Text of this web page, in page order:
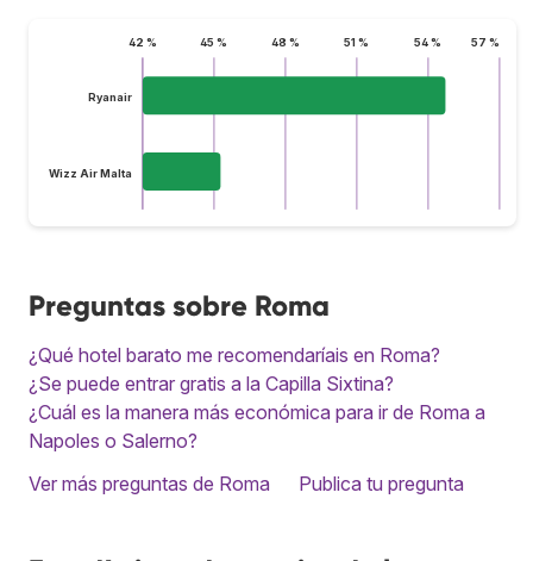
42 % 45 % 48 % 51 % 54 % 57 %
Ryanair
Wizz Air Malta
Preguntas sobre Roma
¿Qué hotel barato me recomendaríais en Roma?
¿Se puede entrar gratis a la Capilla Sixtina?
¿Cuál es la manera más económica para ir de Roma a
Napoles o Salerno?
Ver más preguntas de Roma
Publica tu pregunta